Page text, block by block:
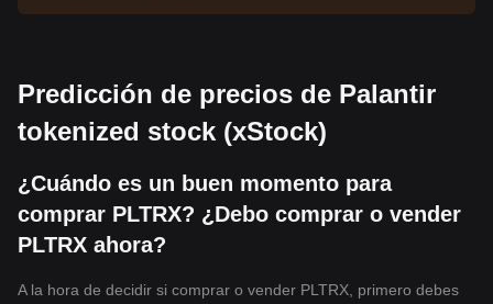
Predicción de precios de Palantir
tokenized stock (xStock)
¿Cuándo es un buen momento para
comprar PLTRX? ¿Debo comprar o vender
PLTRX ahora?
A la hora de decidir si comprar o vender PLTRX, primero debes